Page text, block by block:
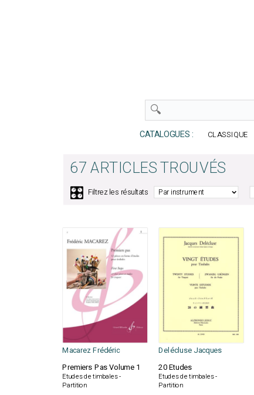
CATALOGUES : CLASSIQUE
67 ARTICLES TROUVÉS
🎛️ Filtrez les résultats
Macarez Frédéric Delécluse Jacques
Premiers Pas Volume 1
Etudes de timbales -
Partition
20 Etudes
Etudes de timbales -
Partition